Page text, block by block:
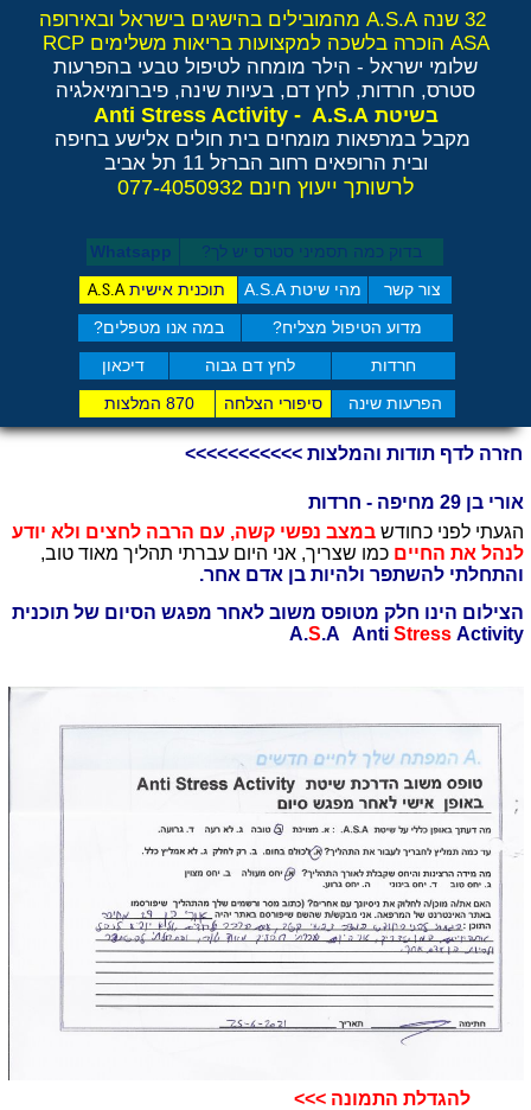
צור קשר מהי שיטת A.S.A תוכנית אישיתA.S.A
חרדות לחץ דם גבוה דיכאון
מדוע הטיפול מצליח? במה אנו מטפלים?
הפרעות שינה סיפורי הצלחה 870 המלצות
בדוק כמה תסמיני סט​רס יש לך? Whatsapp
32 שנה A.S.A מהמובילים בהישגים בישראל ובאירופה
ASA הוכרה בלשכה למקצועות בריאות משלימים RCP
שלומי ישראל - הילר מומחה לטיפול טבעי בהפרעות
סטרס, חרדות, לחץ דם, בעיות שינה, פיברומיאלגיה
בשיטת Anti Stress Activity - A.S.A
מקבל במרפאות מומחים בית חולים אלישע בחיפה
ובית הרופאים רחוב הברזל 11 תל אביב
לרשותך ייעוץ חינם 077-4050932
אורי בן 29 מחיפה - חרדות
הגעתי לפני כחודשבמצב נפשי קשה, עם הרבה לחצים ולא יודע
לנהל את החיים כמו שצריך, אני היום עברתי תהליך מאוד טוב,
והתחלתי להשתפר ולהיות בן אדם אחר.
הצילום הינו חלק מטופס משוב לאחר מפגש הסיום של תוכנית
A.S.A Anti StressActivity
חזרה לדף תודות והמלצות >>>>>>>>>>>
להגדלת התמונה >>>​